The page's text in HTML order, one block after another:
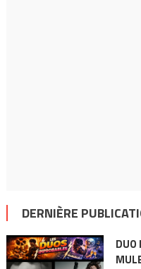
DERNIÈRE
DUO